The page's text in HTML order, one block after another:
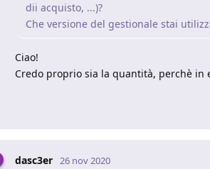
dii acquisto, ...)?
Che versione del gestionale stai
Ciao!
Credo proprio sia la quantità, perchè
dasc3er 26 nov 2020